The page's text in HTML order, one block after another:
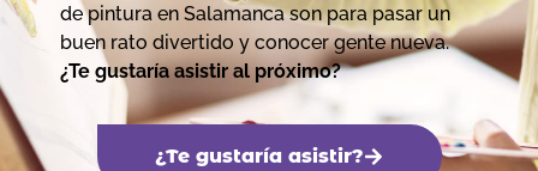
de pintura en Salamanca son para pasar un
buen rato divertido y conocer gente nueva.
¿Te gustaría asistir al próximo?
¿Te gustaría asistir?